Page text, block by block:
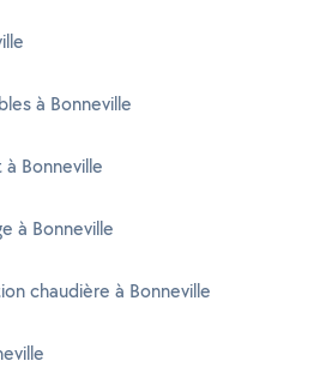
à Bonneville
Bonneville
à Bonneville
chaudière à Bonneville